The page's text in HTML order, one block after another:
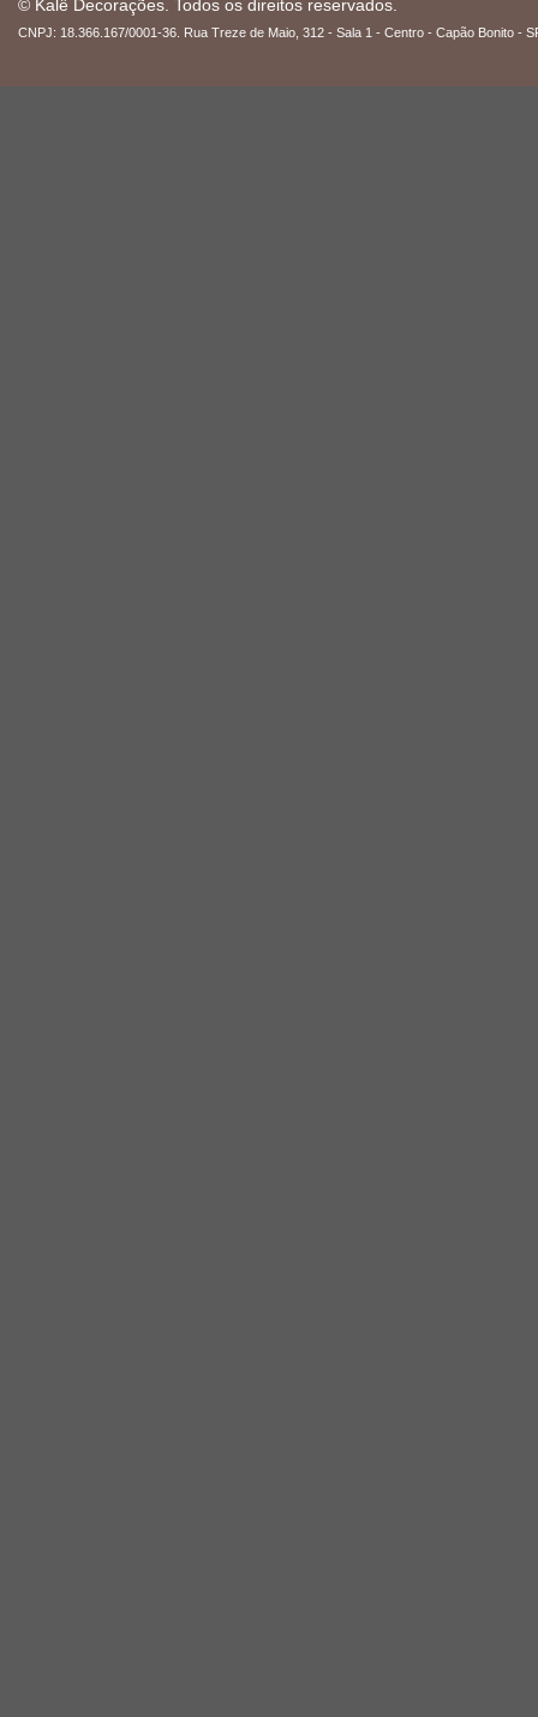
© Kalê Decorações. Todos os direitos reservados.
CNPJ: 18.366.167/0001-36. Rua Treze de Maio, 312 - Sala 1 - Centro - Capão Bonito -